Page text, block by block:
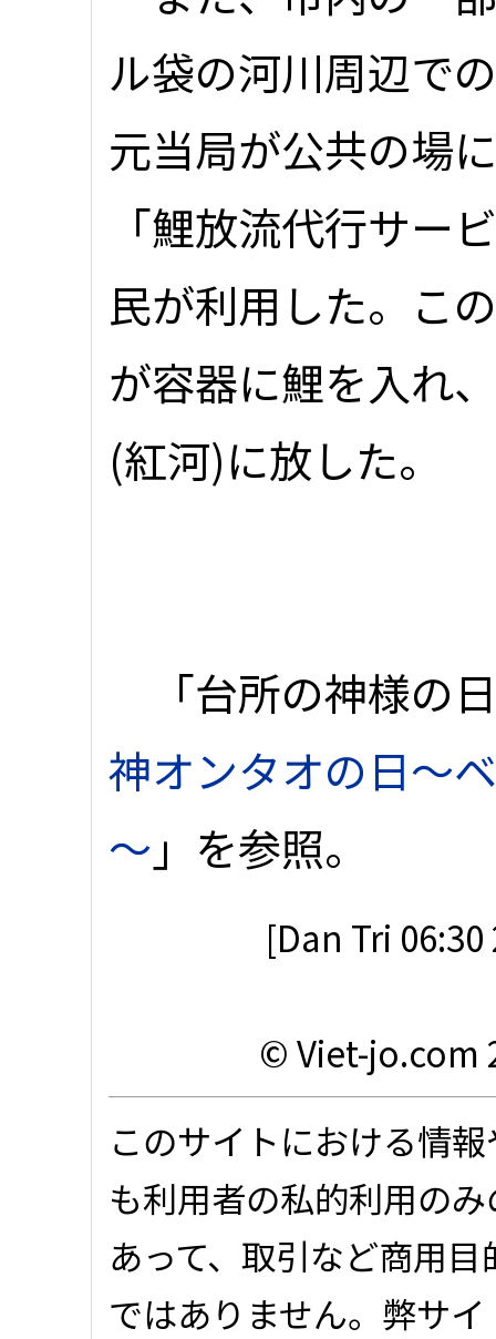
ル袋の河川周辺で
元当局が公共の場
「鯉放流代行サー
民が利用した。こ
が容器に鯉を入れ
(紅河)に放した。
「台所の神様の
神オンタオの日～
～ 」を参照。
[Dan Tri
© Viet-jo.com
このサイトにおける情
も利用者の私的利用の
あって、取引など商用
ではありません。弊サ